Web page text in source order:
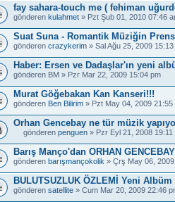
b
i
r
a
n
k
e
t
e
a
h
i
p
.
fay sahara-touch me ( fehiman
gönderen kulahmet » Pzt Şub 01, 2010 07:46
Suat Suna - Romantik Müziğin
gönderen crazykerim » Sal Ağu 25, 2009
Haber: Ersen ve Dadaşlar'ın yeni
gönderen BM » Pzr Mar 22, 2009 15:04 pm
Murat Göğebakan Kan Kanseri!!!
gönderen Ben Bilirim » Pzt May 04, 2009 21:55
Orhan Gencebay ne tür müzik
B
b
a
ş
l
ı
gönderen penguen » Pzr Eyl 21, 2008 19:11
Barış Manço'dan ORHAN
gönderen barışmançokolik » Çrş May 06,
BULUTSUZLUK ÖZLEMİ Yeni Albüm
gönderen satellite » Cum Mar 20, 2009 22:46